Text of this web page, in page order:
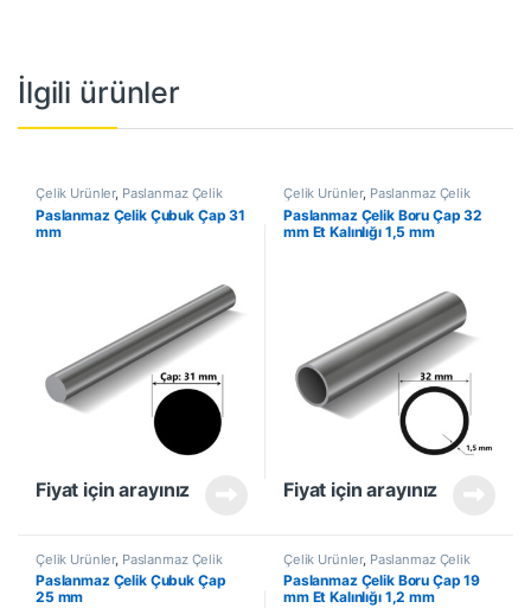
İlgili ürünler
Çelik Ürünler, Paslanmaz Çelik
Çubuk
Paslanmaz Çelik Çubuk Çap 31
mm
Fiyat için arayınız
Çelik Ürünler, Paslanmaz Çelik
Boru
Paslanmaz Çelik Boru Çap 32
mm Et Kalınlığı 1,5 mm
Fiyat için arayınız
Çelik Ürünler, Paslanmaz Çelik
Çubuk
Paslanmaz Çelik Çubuk Çap
25 mm
Çelik Ürünler, Paslanmaz Çelik
Boru
Paslanmaz Çelik Boru Çap 19
mm Et Kalınlığı 1,2 mm